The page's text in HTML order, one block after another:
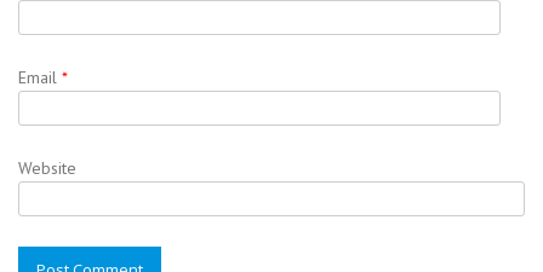
Email *
Website